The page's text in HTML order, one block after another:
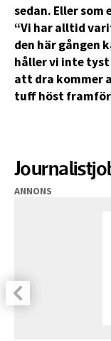
sedan. Eller
“Vi har alltid
den här gången
håller vi inte tyst
att dra kommer
tuff höst
ANNONS